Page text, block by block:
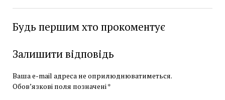
Будь першим хто прокоментує
Залишити відповідь
Ваша e-mail адреса не оприлюднюватиметься.
Обов’язкові поля позначені*